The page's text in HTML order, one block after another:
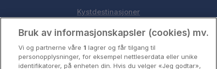
Kystdestinasjoner
Oslo
Stavanger
Bruk av informasjonskapsler (cookies) mv.
Vi og partnerne våre 1 lagrer og får tilgang til
personopplysninger, for eksempel nettleserdata eller unike
identifikatorer, på enheten din. Hvis du velger «Jeg godtar»,